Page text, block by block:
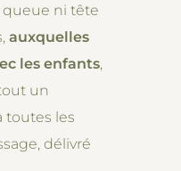
queue ni tête
auxquelles
les enfants,
un
toutes les
délivré